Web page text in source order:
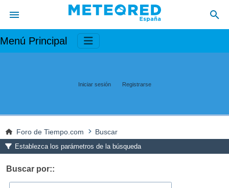
Menú Principal
Iniciar sesión Registrarse
Foro de Tiempo.com Buscar
Establezca los parámetros de la búsqueda
Buscar por::